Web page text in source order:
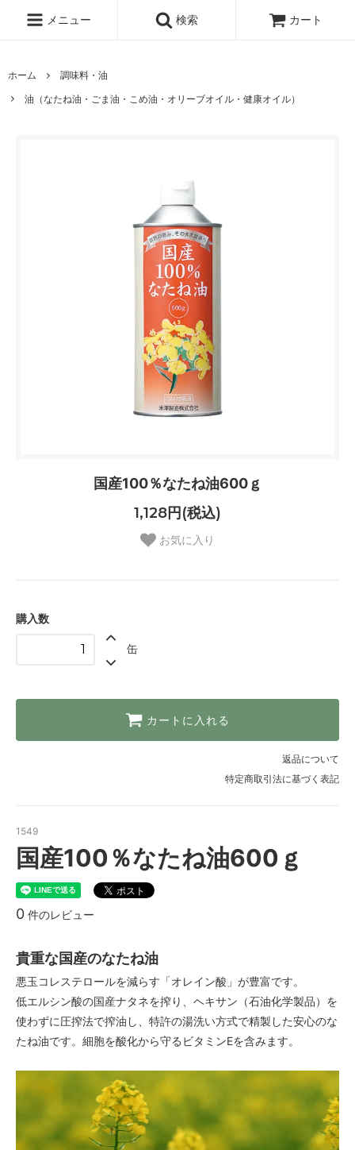
メニュー 検索 カート
ホーム
調味料・油
油（なたね油・ごま油・こめ油・オリーブオイル・健康オイル）
国産100％なたね油600ｇ
1,128円(税込)
お気に入り
購入数
缶
カートに入れる
返品について
特定商取引法に基づく表記
1549
国産100％なたね油600ｇ
0 件のレビュー
貴重な国産のなたね油
悪玉コレステロールを減らす「オレイン酸」が豊富です。
低エルシン酸の国産ナタネを搾り、ヘキサン（石油化学製品）を
使わずに圧搾法で搾油し、特許の湯洗い方式で精製した安心のな
たね油です。細胞を酸化から守るビタミンEを含みます。